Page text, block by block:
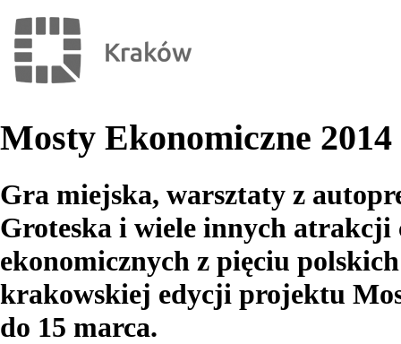
Mosty Ekonomiczne 2014
Gra miejska, warsztaty z
Groteska i wiele innych atrakcji
ekonomicznych z pięciu
krakowskiej edycji projektu
do 15 marca.